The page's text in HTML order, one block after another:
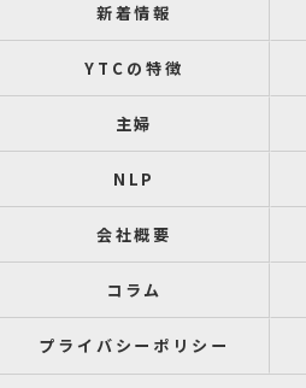
新着情報
YTCの特徴
主婦
NLP
会社概要
コラム
プライバシーポリシー